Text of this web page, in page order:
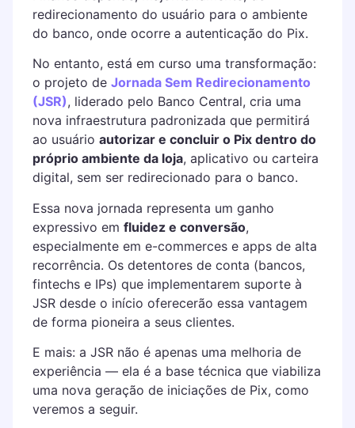
redirecionamento do usuário para o ambiente
do banco, onde ocorre a autenticação do Pix.
No entanto, está em curso uma transformação:
o projeto de Jornada Sem Redirecionamento
(JSR), liderado pelo Banco Central, cria uma
nova infraestrutura padronizada que permitirá
ao usuário autorizar e concluir o Pix dentro do
próprio ambiente da loja, aplicativo ou carteira
digital, sem ser redirecionado para o banco.
Essa nova jornada representa um ganho
expressivo em fluidez e conversão,
especialmente em e-commerces e apps de alta
recorrência. Os detentores de conta (bancos,
fintechs e IPs) que implementarem suporte à
JSR desde o início oferecerão essa vantagem
de forma pioneira a seus clientes.
E mais: a JSR não é apenas uma melhoria de
experiência — ela é a base técnica que viabiliza
uma nova geração de iniciações de Pix, como
veremos a seguir.